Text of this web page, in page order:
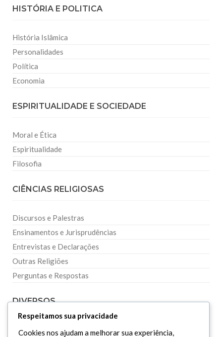
HISTÓRIA E POLITICA
História Islâmica
Personalidades
Política
Economia
ESPIRITUALIDADE E SOCIEDADE
Moral e Ética
Espiritualidade
Filosofia
CIÊNCIAS RELIGIOSAS
Discursos e Palestras
Ensinamentos e Jurisprudências
Entrevistas e Declarações
Outras Religiões
Perguntas e Respostas
DIVERSOS
Curiosidades
Respeitamos sua privacidade
Cookies nos ajudam a melhorar sua experiência,